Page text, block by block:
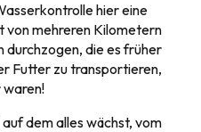
hier eine
von mehreren Kilometern
durchzogen, die es früher
Futter zu transportieren,
dem alles wächst, vom